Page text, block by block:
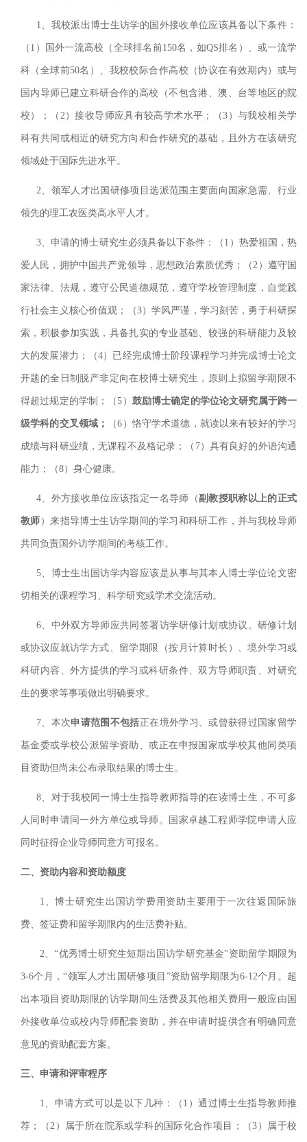
1、 我校派出博士生访学的国外接收单位应该具备以下条件：
（1）国外一流高校（全球排名前150名，如QS排名）、或一流学
科（全球前50名）、我校校际合作高校（协议在有效期内）或与
国内导师已建立科研合作的高校（不包含港、澳、台等地区的院
校）；（2）接收导师应具有较高学术水平；（3）与我校相关学
科有共同或相近的研究方向和合作研究的基础，且外方在该研究
领域处于国际先进水平。
2、领军人才出国研修项目选派范围主要面向国家急需、行业
领先的理工农医类高水平人才。
3、 申请的博士研究生必须具备以下条件：（1）热爱祖国，热
爱人民，拥护中国共产党领导，思想政治素质优秀 ； （2）遵守国
家法律、法规，遵守公民道德规范，遵守学校管理制度，自觉践
行社会主义核心价值观 ； （3）学风严谨，学习刻苦，勇于科研探
索，积极参加实践， 具备扎实的专业基础、较强的科研能力及较
大的发展潜力； （4）已经完成博士阶段课程学习并完成博士论文
开题的全日制脱产非定向在校博士研究生 ，原则上拟留学期限不
得超过规定的学制； （5） 鼓励博士确定的学位论文研究属于跨一
级学科的交叉领域 ； （6）恪守学术道德，就读以来有较好的学习
成绩与科研业绩，无课程不及格记录；（7）具有良好的外语沟通
能力；（8）身心健康。
4、外方接收单位应该指定一名导师（副教授职称以上的正式
教师 ）来指导博士生访学期间的学习和科研工作，并与我校导师
共同负责国外访学期间的考核工作。
5、博士生出国访学内容应该是从事与其本人博士学位论文密
切相关的课程学习、科学研究或学术交流活动。
6、中外双方导师应共同签署访学研修计划或协议。研修计划
或协议应就访学方式、留学期限（按月计算时长）、境外学习或
科研内容、外方提供的学习或科研条件、双方导师职责、对研究
生的要求等事项做出明确要求。
7、本次申请范围 不包括正在境外学习、或曾获得过国家留学
基金委或学校公派留学资助、或正在申报国家或学校其他同类项
目资助但尚未公布录取结果的博士生。
8、 对于我校同一博士生指导教师指导的在读博士生，不可多
人同时申请同一外方单位或导师。国家卓越工程师学院申请人应
同时征得企业导师同意方可报名。
二、资助内容和资助额度
1、博士研究生出国访学费用资助主要用于一次往返国际旅
费、签证费和留学期限内的生活费补贴。
2、“优秀博士研究生短期出国访学研究基金”资助留学期限为
3-6个月，“领军人才出国研修项目”资助留学期限为6-12个月。超
出本项目资助期限的访学期间生活费及其他相关费用一般应由国
外接收单位或校内导师配套资助，并在申请时提供含有明确同意
意见的资助配套方案。
三、申请和评审程序
1、申请方式可以是以下几种：（1）通过博士生指导教师推
荐；（2）属于所在院系或学科的国际化合作项目；（3）属于校